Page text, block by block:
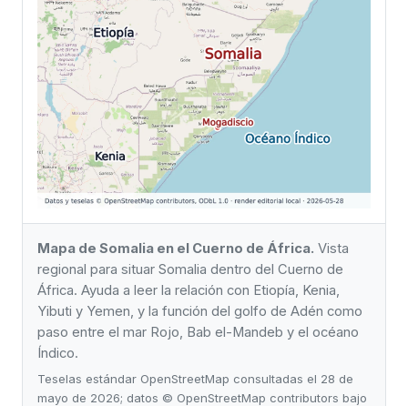
Mapa de Somalia en el Cuerno de África. Vista
regional para situar Somalia dentro del Cuerno de
África. Ayuda a leer la relación con Etiopía, Kenia,
Yibuti y Yemen, y la función del golfo de Adén como
paso entre el mar Rojo, Bab el-Mandeb y el océano
Índico.
Teselas estándar OpenStreetMap consultadas el 28 de
mayo de 2026; datos © OpenStreetMap contributors bajo